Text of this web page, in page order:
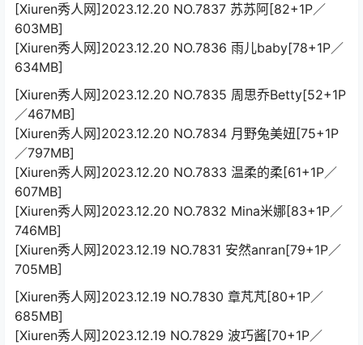
[Xiuren秀人网]2023.12.20 NO.7837 苏苏阿[82+1P／
603MB]
[Xiuren秀人网]2023.12.20 NO.7836 雨儿baby[78+1P／
634MB]
[Xiuren秀人网]2023.12.20 NO.7835 周思乔Betty[52+1P
／467MB]
[Xiuren秀人网]2023.12.20 NO.7834 月野兔美妞[75+1P
／797MB]
[Xiuren秀人网]2023.12.20 NO.7833 温柔的柔[61+1P／
607MB]
[Xiuren秀人网]2023.12.20 NO.7832 Mina米娜[83+1P／
746MB]
[Xiuren秀人网]2023.12.19 NO.7831 安然anran[79+1P／
705MB]
[Xiuren秀人网]2023.12.19 NO.7830 章芃芃[80+1P／
685MB]
[Xiuren秀人网]2023.12.19 NO.7829 波巧酱[70+1P／